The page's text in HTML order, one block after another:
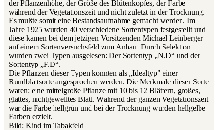
der Pflanzenhöhe, der Größe des Blütenkopfes, der Farbe
während der Vegetationszeit und nicht zuletzt in der Trocknung.
Es mußte somit eine Bestandsaufnahme gemacht werden. Im
Jahre 1925 wurden 40 verschiedene Sortentypen festgestellt und
diese kamen bei dem jetzigen Vorsitzenden Michael Leinberger
auf einem Sortenversuchsfeld zum Anbau. Durch Selektion
wurden zwei Typen ausgelesen: Der Sortentyp „N.D“ und der
Sortentyp „F.D“.
Die Pflanzen dieser Typen konnten als „Idealtyp" einer
Rundblattsorte angesprochen werden. Die Merkmale dieser Sorte
waren: eine mittelgroße Pflanze mit 10 bis 12 Blättern, großes,
glattes, nichtgewelltes Blatt. Während der ganzen Vegetationszeit
war die Farbe hellgrün und bei der Trocknung wurden hellgelbe
Farben erzielt.
Bild: Kind im Tabakfeld